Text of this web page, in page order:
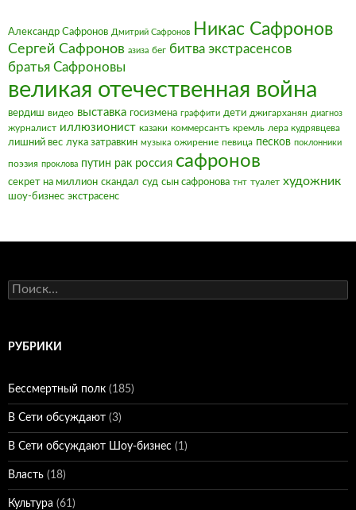
Александр Сафронов Дмитрий Сафронов Никас Сафронов
Сергей Сафронов азиза бег битва экстрасенсов
братья Сафроновы
великая отечественная война
вердиш видео выставка госизмена граффити дети джигарханян диагноз
журналист иллюзионист казаки коммерсантъ кремль лера кудрявцева
лишний вес лука затравкин музыка ожирение певица песков поклонники
поэзия проклова путин рак россия сафронов
секрет на миллион скандал суд сын сафронова тнт туалет художник
шоу-бизнес экстрасенс
Найти:
РУБРИКИ
Бессмертный полк (185)
В Сети обсуждают (3)
В Сети обсуждают Шоу-бизнес (1)
Власть (18)
Культура (61)